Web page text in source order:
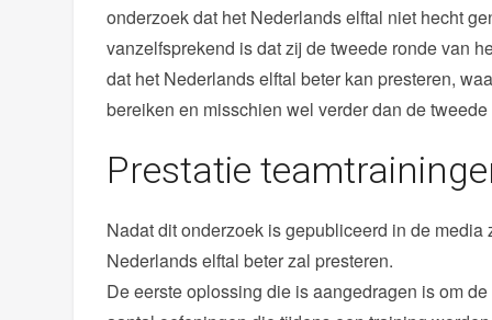
onderzoek dat het Nederlands elftal niet hecht
vanzelfsprekend is dat zij de tweede ronde van
dat het Nederlands elftal beter kan presteren,
bereiken en misschien wel verder dan de
Prestatie
Nadat dit onderzoek is gepubliceerd in de
Nederlands elftal beter zal presteren.
De eerste oplossing die is aangedragen is om